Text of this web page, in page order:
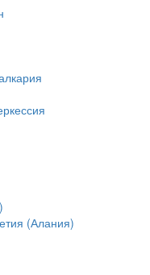
(Алания)